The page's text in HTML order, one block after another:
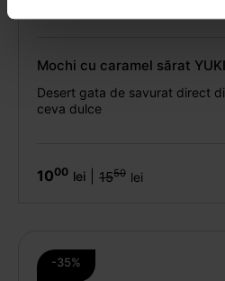
Mochi cu caramel sărat
Desert gata de savurat direct
ceva dulce
1000 lei 1550 lei
-35%